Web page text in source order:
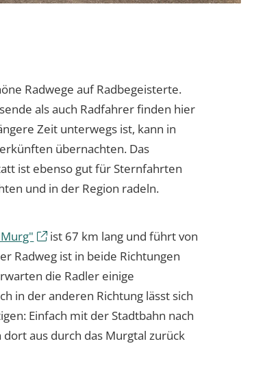
Radwege auf Radbegeisterte.
als auch Radfahrer finden hier
Zeit unterwegs ist, kann in
übernachten. Das
ist ebenso gut für Sternfahrten
und in der Region radeln.
ist 67 km lang und führt von
Radweg ist in beide Richtungen
die Radler einige
in der anderen Richtung lässt sich
Einfach mit der Stadtbahn nach
aus durch das Murgtal zurück